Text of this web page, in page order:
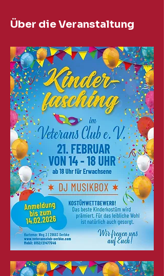
Über die Veranstaltung